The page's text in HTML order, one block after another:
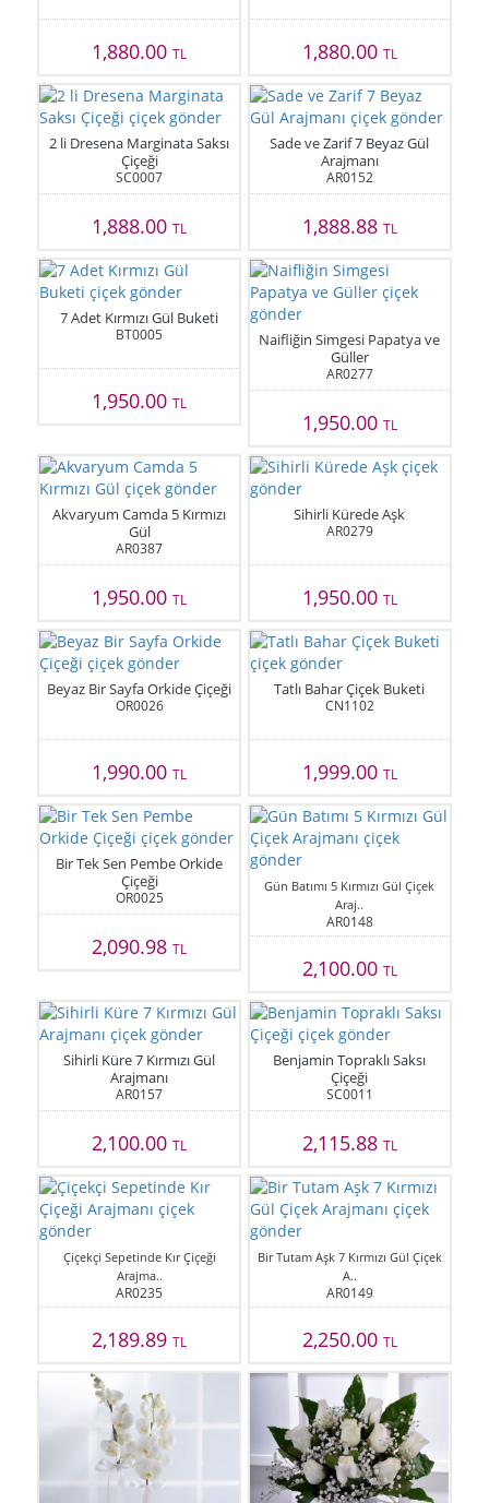
1,880.00TL 1,880.00 TL
2 li Dresena Marginata Saksı
Çiçeği
SC0007
1,888.00TL
Sade ve Zarif 7 Beyaz Gül
Arajmanı
AR0152
1,888.88 TL
7 Adet Kırmızı Gül Buketi
BT0005
1,950.00TL
Naifliğin Simgesi Papatya ve
Güller
AR0277
1,950.00 TL
Akvaryum Camda 5 Kırmızı
Gül
AR0387
1,950.00TL
Sihirli Kürede Aşk
AR0279
1,950.00 TL
Beyaz Bir Sayfa Orkide Çiçeği
OR0026
1,990.00TL
Tatlı Bahar Çiçek Buketi
CN1102
1,999.00 TL
Bir Tek Sen Pembe Orkide
Çiçeği
OR0025
2,090.98TL
Gün Batımı 5 Kırmızı Gül Çiçek
Araj..
AR0148
2,100.00 TL
Sihirli Küre 7 Kırmızı Gül
Arajmanı
AR0157
2,100.00TL
Benjamin Topraklı Saksı
Çiçeği
SC0011
2,115.88 TL
Çiçekçi Sepetinde Kır Çiçeği
Arajma..
AR0235
2,189.89TL
Bir Tutam Aşk 7 Kırmızı Gül Çiçek
A..
AR0149
2,250.00 TL